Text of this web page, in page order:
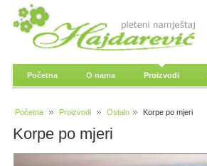
Početna O nama Proizvodi
Početna Proizvodi Ostalo Korpe po mjeri
Korpe po mjeri